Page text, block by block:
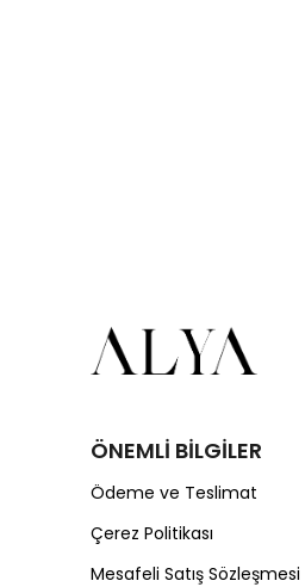
ÖNEMLİ BİLGİLER
Ödeme ve Teslimat
Çerez Politikası
Mesafeli Satış Sözleşmesi